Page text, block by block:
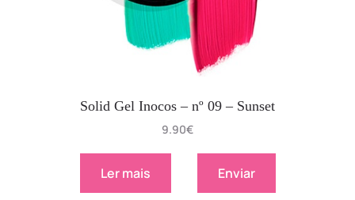
Solid Gel Inocos – nº 09 – Sunset
9.90€
Ler mais Enviar